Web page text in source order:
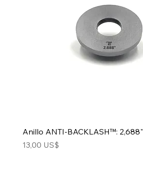
Anillo ANTI-BACKLASH™: 2,688"
Precio
13,00 US$